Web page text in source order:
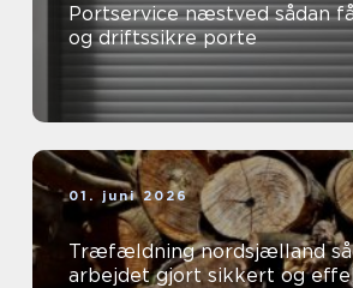
Portservice næstved sådan får du sikre
og driftssikre porte
01. juni 2026
Træfældning nordsjælland sådan får du
arbejdet gjort sikkert og